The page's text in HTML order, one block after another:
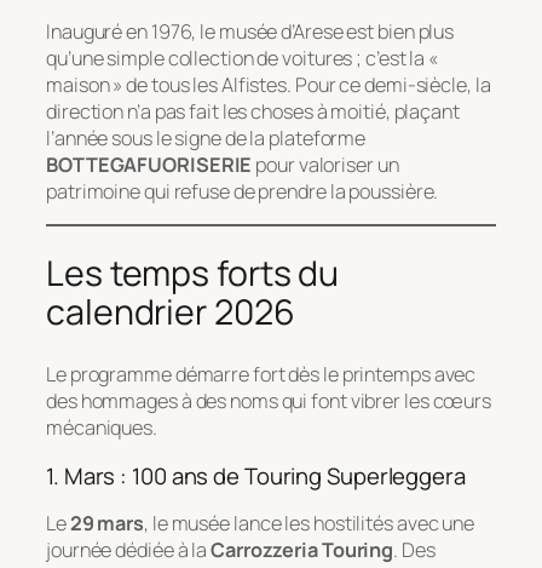
Inauguré en 1976, le musée d’Arese est bien plus
qu’une simple collection de voitures ; c’est la «
maison » de tous les Alfistes. Pour ce demi-siècle, la
direction n’a pas fait les choses à moitié, plaçant
l’année sous le signe de la plateforme
BOTTEGAFUORISERIE pour valoriser un
patrimoine qui refuse de prendre la poussière.
Les temps forts du
calendrier 2026
Le programme démarre fort dès le printemps avec
des hommages à des noms qui font vibrer les cœurs
mécaniques.
1. Mars : 100 ans de Touring Superleggera
Le29 mars, le musée lance les hostilités avec une
journée dédiée à laCarrozzeria Touring. Des